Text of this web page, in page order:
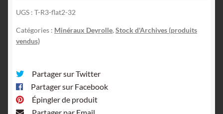
UGS : T-R3-flat2-32
Catégories : Minéraux Deyrolle, Stock d'Archives (produits
vendus)
Partager sur Twitter
Partager sur Facebook
Épingler de produit